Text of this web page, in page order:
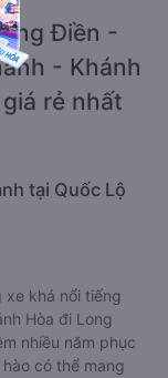
Điền -
- Khánh
rẻ nhất
tại Quốc Lộ
xe khá nổi tiếng
Hòa đi Long
nhiều năm phục
có thể mang